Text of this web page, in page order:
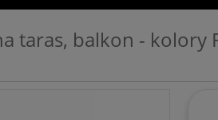
taras, balkon - kolory